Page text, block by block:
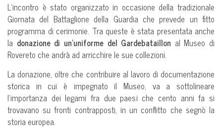
L’incontro è stato organizzato in occasione della tradizionale
Giornata del Battaglione della Guardia che prevede un fitto
programma di cerimonie. Tra queste è stata presentata anche
la donazione di un’uniforme del Gardebataillon al Museo di
Rovereto che andrà ad arricchire le sue collezioni.
La donazione, oltre che contribuire al lavoro di documentazione
storica in cui è impegnato il Museo, va a sottolineare
l’importanza dei legami fra due paesi che cento anni fa si
trovavano su fronti contrapposti, in un conflitto che segnò la
storia europea.